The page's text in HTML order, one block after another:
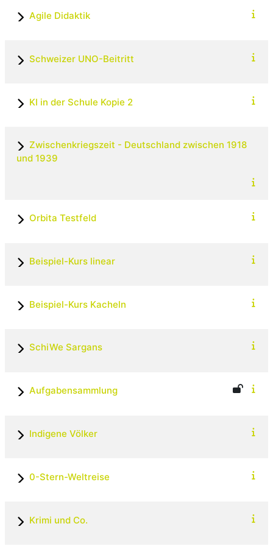
Agile Didaktik
Schweizer UNO-Beitritt
KI in der Schule Kopie 2
Zwischenkriegszeit - Deutschland zwischen 1918
und 1939
Orbita Testfeld
Beispiel-Kurs linear
Beispiel-Kurs Kacheln
SchiWe Sargans
Aufgabensammlung
Indigene Völker
0-Stern-Weltreise
Krimi und Co.